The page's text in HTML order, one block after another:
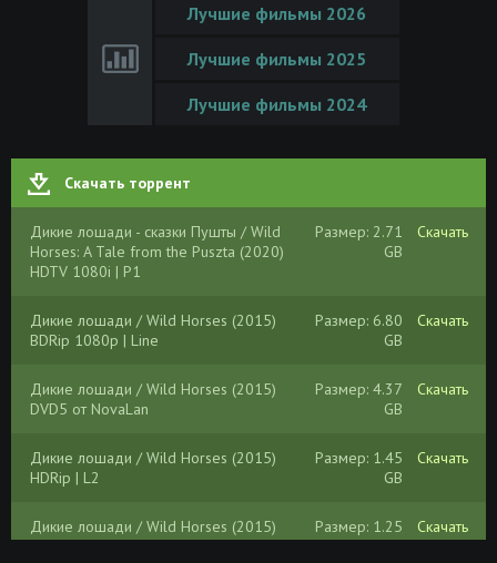
Лучшие фильмы 2026
Лучшие фильмы 2025
Лучшие фильмы 2024
Скачать торрент
Дикие лошади - сказки Пушты / Wild
Horses: A Tale from the Puszta (2020)
HDTV 1080i | P1
Размер: 2.71
GB
Скачать
Дикие лошади / Wild Horses (2015)
BDRip 1080p | Line
Размер: 6.80
GB
Скачать
Дикие лошади / Wild Horses (2015)
DVD5 от NovaLan
Размер: 4.37
GB
Скачать
Дикие лошади / Wild Horses (2015)
HDRip | L2
Размер: 1.45
GB
Скачать
Дикие лошади / Wild Horses (2015)
HDRip-AVC | L2
Размер: 1.25
GB
Скачать